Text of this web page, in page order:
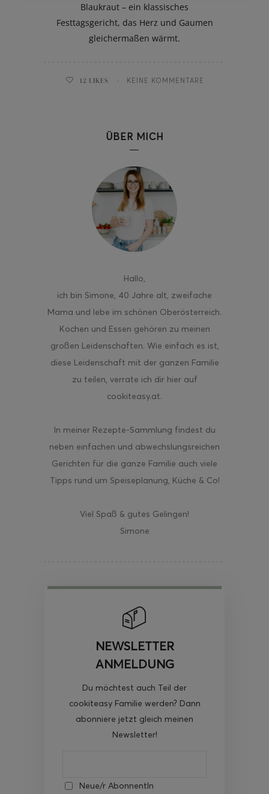
Blaukraut – ein klassisches
Festtagsgericht, das Herz und Gaumen
gleichermaßen wärmt.
12 LIKES KEINE KOMMENTARE
ÜBER MICH
Hallo,
ich bin Simone, 40 Jahre alt, zweifache
Mama und lebe im schönen Oberösterreich.
Kochen und Essen gehören zu meinen
großen Leidenschaften. Wie einfach es ist,
diese Leidenschaft mit der ganzen Familie
zu teilen, verrate ich dir hier auf
cookiteasy.at.
In meiner Rezepte-Sammlung findest du
neben einfachen und abwechslungsreichen
Gerichten für die ganze Familie auch viele
Tipps rund um Speiseplanung, Küche & Co!
Viel Spaß & gutes Gelingen!
Simone
NEWSLETTER
ANMELDUNG
Du möchtest auch Teil der
cookiteasy Familie werden? Dann
abonniere jetzt gleich meinen
Newsletter!
Neue/r AbonnentIn